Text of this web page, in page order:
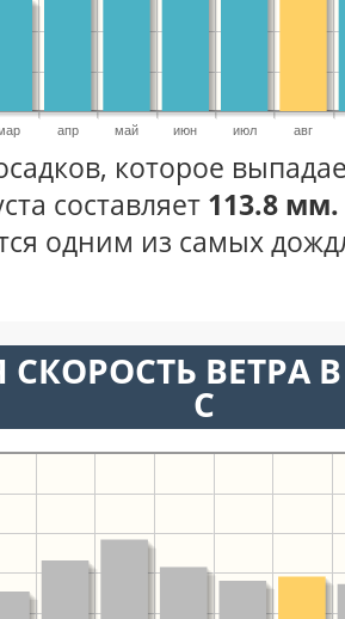
апр май июн июл авг
которое
составляет 113.8 мм.
одним из самых
СКОРОСТЬ ВЕТРА
С